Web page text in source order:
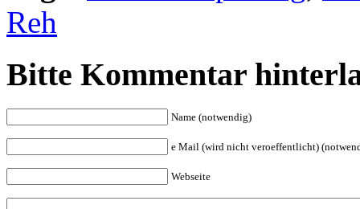
Reh
Bitte Kommentar
Name (notwendig)
e Mail (wird nicht veroeffentlicht)
Webseite